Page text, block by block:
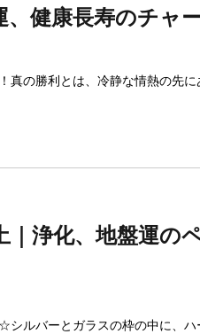
、健康長寿のチャ
真の勝利とは、冷静な情熱の先
｜浄化、地盤運の
シルバーとガラスの枠の中に、